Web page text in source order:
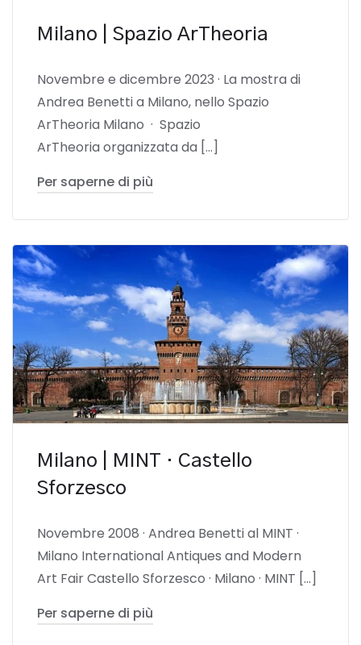
Milano | Spazio ArTheoria
Novembre e dicembre 2023 · La mostra di
Andrea Benetti a Milano, nello Spazio
ArTheoria Milano · Spazio
ArTheoria organizzata da […]
Per saperne di più
Milano | MINT · Castello
Sforzesco
Novembre 2008 · Andrea Benetti al MINT ·
Milano International Antiques and Modern
Art Fair Castello Sforzesco · Milano · MINT […]
Per saperne di più